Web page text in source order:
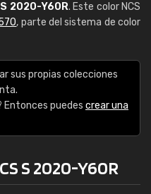
S 2020-Y60R. Este color NCS
, parte del sistema de color
sus propias colecciones
Entonces puedes crear una
S 2020-Y60R